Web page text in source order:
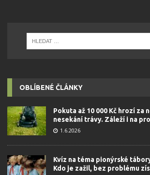
OBLÍBENÉ ČLÁNKY
Pokuta až 10 000 Kč hrozí za
nesekání trávy. Záleží i na
1.6.2026
Kvíz na téma pionýrské
Kdo je zažil, bez problému